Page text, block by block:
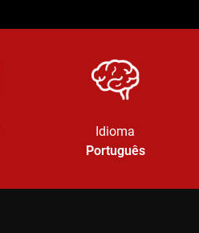
Idioma
Português